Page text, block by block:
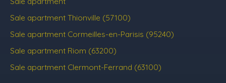
Sale apartment Thionville (57100)
Sale apartment Cormeilles-en-Parisis (95240)
Sale apartment Riom (63200)
Sale apartment Clermont-Ferrand (63100)